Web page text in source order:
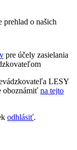
prehlad o našich
pre účely zasielania
LESY
oboznámiť na tejto
odhlásiť.